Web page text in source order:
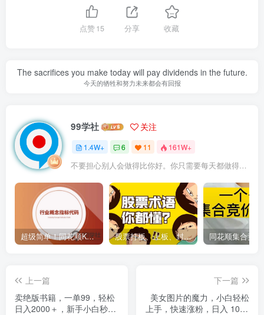
点赞15 分享 收藏
The sacrifices you make today will pay dividends in the future.
今天的牺牲和努力未来都会有回报
99学社 关注
1.4W+ 6 11 161W+
不要担心别人会做得比你好。你只需要每天都做得比前一天好就可以了
超级简单！同花顺K线界面显示行业概念指标代码图解 股票打板、上板、封板、翘板、炸板是什么意思？炒股你必须懂的暗语！
上一篇
卖绝版书籍，一单99，轻松
日入2000＋，新手小白秒上
下一篇
美女图片的魔力，小白轻松
上手，快速涨粉，日入 1000